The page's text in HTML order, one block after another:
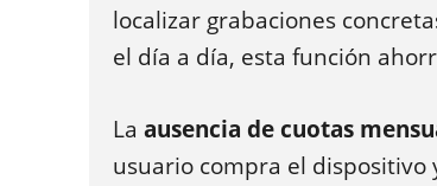
localizar grabaciones
el día a día, esta función
Laausencia de cuotas
usuario compra el dispositivo